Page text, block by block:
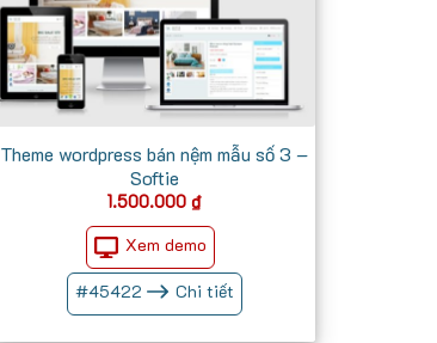
Theme wordpress bán nệm mẫu số 3 –
Softie
1.500.000 ₫
Xem demo
#45422 Chi tiết